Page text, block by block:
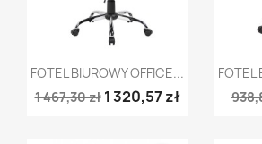
Szybki podgląd
FOTEL BIUROWY OFFICE...
1 467,30 zł 1 320,57 zł

FOTEL